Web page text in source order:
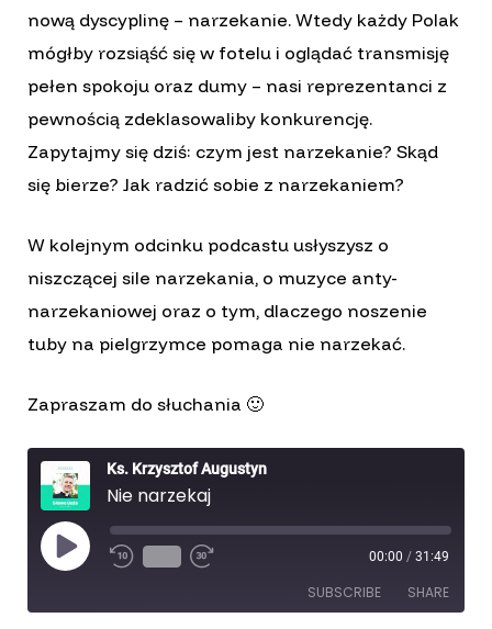
nową dyscyplinę – narzekanie. Wtedy każdy Polak
mógłby rozsiąść się w fotelu i oglądać transmisję
pełen spokoju oraz dumy – nasi reprezentanci z
pewnością zdeklasowaliby konkurencję.
Zapytajmy się dziś: czym jest narzekanie? Skąd
się bierze? Jak radzić sobie z narzekaniem?
W kolejnym odcinku podcastu usłyszysz o
niszczącej sile narzekania, o muzyce anty-
narzekaniowej oraz o tym, dlaczego noszenie
tuby na pielgrzymce pomaga nie narzekać.
Zapraszam do słuchania 🙂
Ks. Krzysztof Augustyn
Nie narzekaj
P
l
R
i
F
t
00:00 / 31:49
SUBSCRIBE SHARE